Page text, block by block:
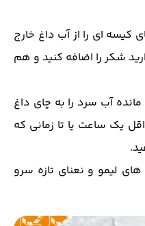
کیسه ای را از آب داغ خارج
شکر را اضافه کنید و هم
مانده آب سرد را به چای داغ
یک ساعت یا تا زمانی که
لیمو و نعنای تازه سرو